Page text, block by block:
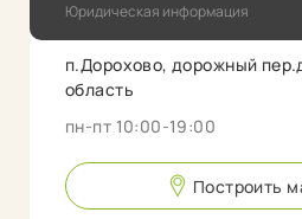
Юридическая информация
п.Дорохово, дорожный
область
пн-пт 10:00-19:00
Построить